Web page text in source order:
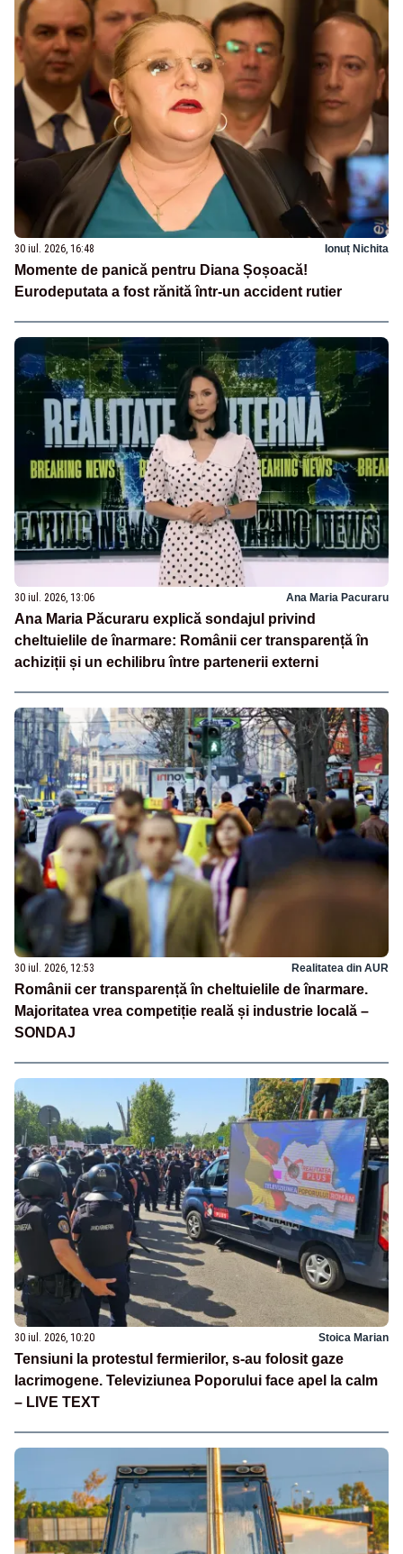
30 iul. 2026, 16:48 Ionuț Nichita
Momente de panică pentru Diana Șoșoacă!
Eurodeputata a fost rănită într-un accident rutier
30 iul. 2026, 13:06 Ana Maria Pacuraru
Ana Maria Păcuraru explică sondajul privind
cheltuielile de înarmare: Românii cer transparență în
achiziții și un echilibru între partenerii externi
30 iul. 2026, 12:53 Realitatea din AUR
Românii cer transparență în cheltuielile de înarmare.
Majoritatea vrea competiție reală și industrie locală –
SONDAJ
30 iul. 2026, 10:20 Stoica Marian
Tensiuni la protestul fermierilor, s-au folosit gaze
lacrimogene. Televiziunea Poporului face apel la calm
– LIVE TEXT